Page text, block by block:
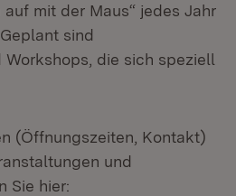
auf mit der Maus“ jedes Jahr
sind
die sich speziell
(Öffnungszeiten, Kontakt)
und
Sie hier: